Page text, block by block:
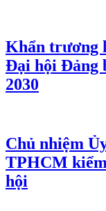
Khẩn trương
Đại hội Đảng
2030
Chủ nhiệm
TPHCM
hội